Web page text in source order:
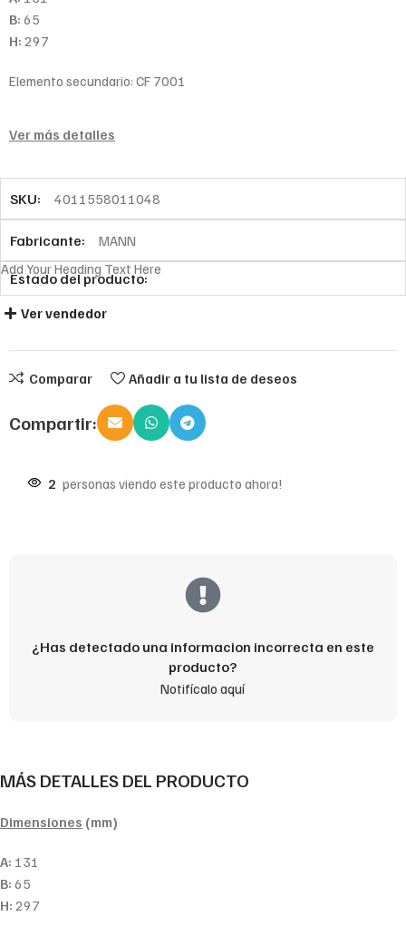
B: 65
H: 297
Elemento secundario: CF 7001
Ver más detalles
SKU: 4011558011048
Fabricante: MANN
Estado del producto:
Add Your Heading Text Here
Ver vendedor
Comparar Añadir a tu lista de deseos
Compartir:
2 personas viendo este producto ahora!
¿Has detectado una informacion incorrecta en este
producto?
Notifícalo aquí
MÁS DETALLES DEL PRODUCTO
Dimensiones (mm)
A: 131
B: 65
H: 297